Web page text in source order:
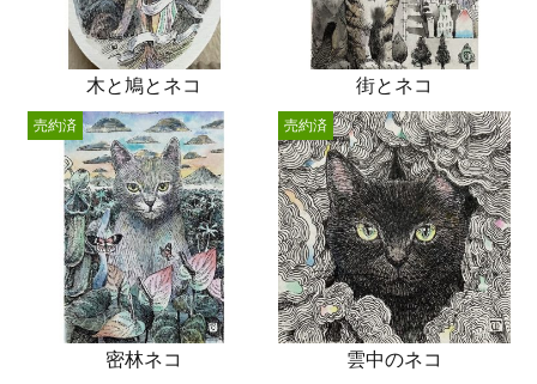
木と鳩とネコ 街とネコ
密林ネコ
売約済
雲中のネコ
売約済